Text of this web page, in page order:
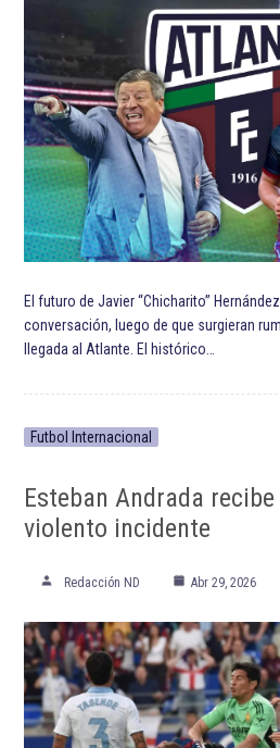
El futuro de Javier “Chicharito”
conversación, luego de que surgieran
llegada al Atlante. El histórico…
Futbol Internacional
Esteban Andrada
violento incidente
Redacción ND Abr 29, 2026